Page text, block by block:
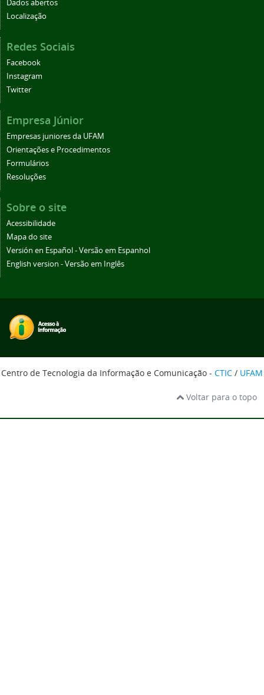
Dados abertos
Localização
Redes Sociais
Facebook
Instagram
Twitter
Empresa Júnior
Empresas juniores da UFAM
Orientações e Procedimentos
Formulários
Resoluções
Sobre o site
Acessibilidade
Mapa do site
Versión en Español - Versão em Espanhol
English version - Versão em Inglês
Centro de Tecnologia da Informação e Comunicação - CTIC / UFAM
Voltar para o topo